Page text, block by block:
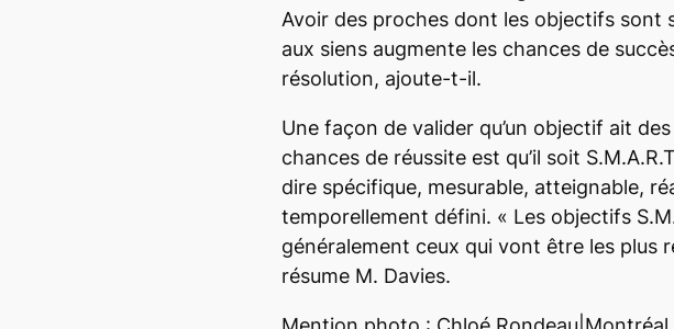
Avoir des proches dont les objectifs sont
aux siens augmente les chances de
résolution, ajoute-t-il.
Une façon de valider qu’un objectif ait
chances de réussite est qu’il soit
dire spécifique, mesurable, atteignable,
temporellement défini. « Les objectifs
généralement ceux qui vont être les plus
résume M. Davies.